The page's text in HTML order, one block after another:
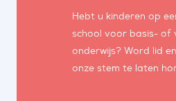
Hebt u kinderen op
school voor basis- of
onderwijs? Word lid
onze stem te laten